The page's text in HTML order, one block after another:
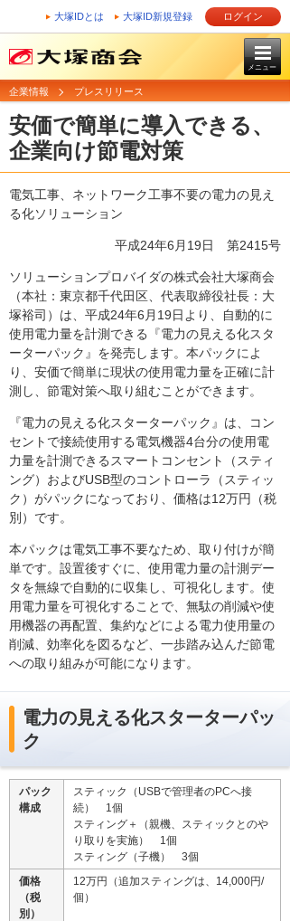
大塚IDとは 大塚ID新規登録 ログイン
メニュー
企業情報 プレスリリース
安価で簡単に導入できる、
企業向け節電対策
電気工事、ネットワーク工事不要の電力の見え
る化ソリューション
平成24年6月19日 第2415号
ソリューションプロバイダの株式会社大塚商会
（本社：東京都千代田区、代表取締役社長：大
塚裕司）は、平成24年6月19日より、自動的に
使用電力量を計測できる『電力の見える化スタ
ーターパック』を発売します。本パックによ
り、安価で簡単に現状の使用電力量を正確に計
測し、節電対策へ取り組むことができます。
『電力の見える化スターターパック』は、コン
セントで接続使用する電気機器4台分の使用電
力量を計測できるスマートコンセント（スティ
ング）およびUSB型のコントローラ（スティッ
ク）がパックになっており、価格は12万円（税
別）です。
本パックは電気工事不要なため、取り付けが簡
単です。設置後すぐに、使用電力量の計測デー
タを無線で自動的に収集し、可視化します。使
用電力量を可視化することで、無駄の削減や使
用機器の再配置、集約などによる電力使用量の
削減、効率化を図るなど、一歩踏み込んだ節電
への取り組みが可能になります。
電力の見える化スターターパッ
ク
パック
構成
スティック（USBで管理者のPCへ接
続） 1個
スティング＋（親機、スティックとのや
り取りを実施） 1個
スティング（子機） 3個
価格
（税
別）
12万円（追加スティングは、14,000円/
個）